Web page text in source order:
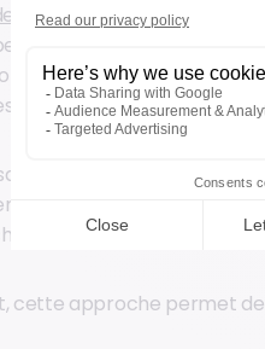
données unifiées,
aux entreprises
de précieuses
clients.
des besoins clients
artificielle. L’IA
et aide à construire des
cette approche permet